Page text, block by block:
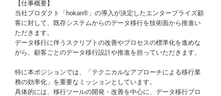
【仕事概要】
当社プロダクト「hokan®︎」の導入が決定したエンタープライズ顧
客に対して、既存システムからのデータ移行を技術面から推進い
ただきます。
データ移行に伴うスクリプトの改善やプロセスの標準化を進めな
がら、顧客ごとのデータ移行設計や推進を担っていただきます。
特に本ポジションでは、「テクニカルなアプローチによる移行業
務の効率化」を重要なミッションとしています。
具体的には、移行ツールの開発・改善を中心に、データ移行プロ